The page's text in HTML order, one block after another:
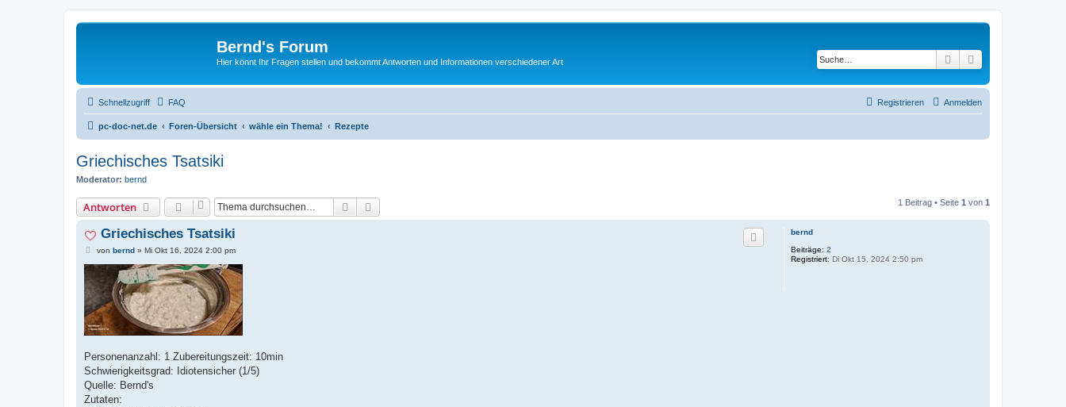
Bernd's Forum
Hier könnt Ihr Fragen stellen und bekommt Antworten und Informationen verschiedener Art Suche
Schnellzugriff FAQ Anmelden
Registrieren
pc-doc-net.de Foren-Übersicht wähle ein Thema! Rezepte
Griechisches Tsatsiki
Moderator: bernd
Antworten Suche 1 Beitrag • Seite 1 von 1
bernd
Beiträge: 2
Registriert: Di Okt 15, 2024 2:50 pm
Griechisches Tsatsiki
B
r
a
g
von bernd» Mi Okt 16, 2024 2:00 pm
Personenanzahl: 1 Zubereitungszeit: 10min
Schwierigkeitsgrad: Idiotensicher (1/5)
Quelle: Bernd's
Zutaten: